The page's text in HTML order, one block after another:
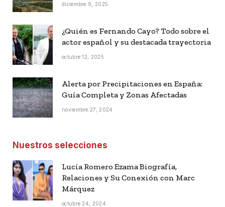
diciembre 9, 2025
¿Quién es Fernando Cayo? Todo sobre el
actor español y su destacada trayectoria
octubre 12, 2025
Alerta por Precipitaciones en España:
Guía Completa y Zonas Afectadas
noviembre 27, 2024
Nuestros selecciones
Lucía Romero Ezama Biografía,
Relaciones y Su Conexión con Marc
Márquez
octubre 24, 2024